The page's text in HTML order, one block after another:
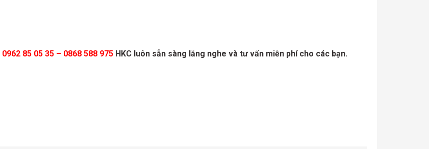
0962 85 05 35 – 0868 588 975 HKC luôn sẳn sàng lắng nghe và tư vấn miễn phí cho các bạn.